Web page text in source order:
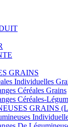
GRAINS
Individuelles
Céréales Grains
Céréales-
GRAINS